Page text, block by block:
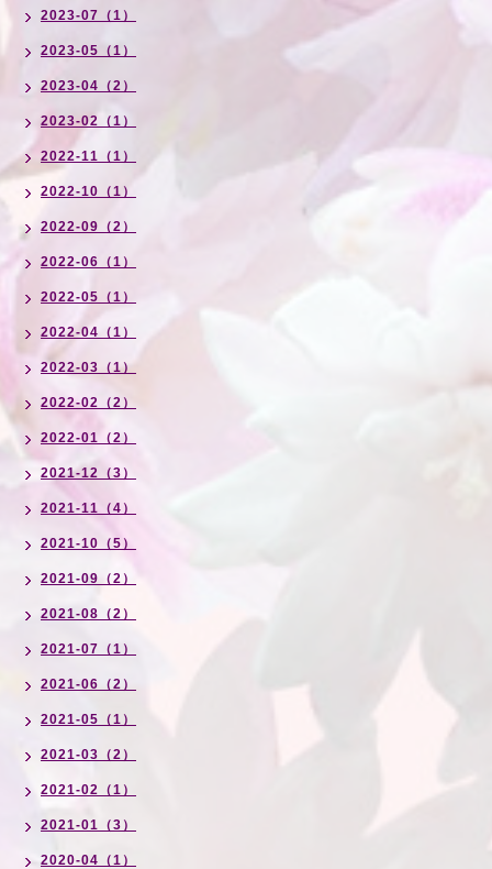
2023-07（1）
2023-05（1）
2023-04（2）
2023-02（1）
2022-11（1）
2022-10（1）
2022-09（2）
2022-06（1）
2022-05（1）
2022-04（1）
2022-03（1）
2022-02（2）
2022-01（2）
2021-12（3）
2021-11（4）
2021-10（5）
2021-09（2）
2021-08（2）
2021-07（1）
2021-06（2）
2021-05（1）
2021-03（2）
2021-02（1）
2021-01（3）
2020-04（1）